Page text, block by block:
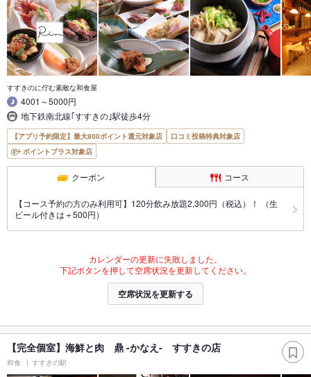
すすきのに佇む素敵な和食屋
4001～5000円
地下鉄南北線｢すすきの｣駅徒歩4分
【アプリ予約限定】最大800ポイント還元対象店
口コミ投稿特典対象店
ポイントプラス対象店
クーポン コース
【コース予約の方のみ利用可】120分飲み放題2,300円（税込）！ （生
ビール付きは＋500円）
カレンダーの更新に失敗しました。
下記ボタンを押して空席状況を更新してください。
空席状況を更新する
【完全個室】海鮮と肉 鼎 -かなえ- すすきの店
和食 すすきの駅